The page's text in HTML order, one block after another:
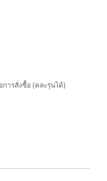
ารสั่งซื้อ (คละรุ่นได้)